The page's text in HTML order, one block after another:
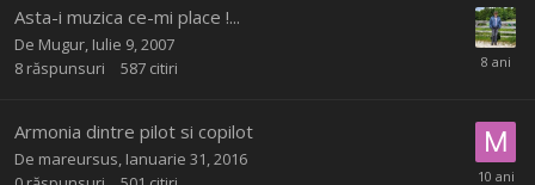
Asta-i muzica ce-mi place !...
De Mugur Iulie 9, 2007
8 răspunsuri 587 citiri
Armonia dintre pilot si copilot
De mareursus Ianuarie 31, 2016